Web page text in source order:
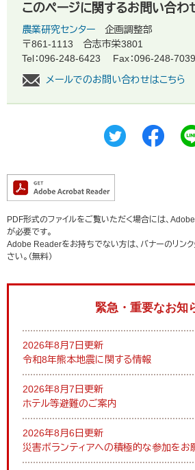
このページに関するお問い合わ
農業研究センター
企画調整部
〒861-1113
合志市栄3801
Tel：096-248-6423
Fax：096-248-7039
メールでのお問い合わせはこちら
PDF形式のファイルをご覧いただく場合には、
が必要です。
Adobe Readerをお持ちでない方は、バナーのリン
さい。（無料）
緊急・重要なお知
2026年8月7日更新
令和8年熊本地震に関する情報
2026年8月7日更新
ホテル等避難のご案内
2026年8月6日更新
災害ボランティアへの積極的な参加をお